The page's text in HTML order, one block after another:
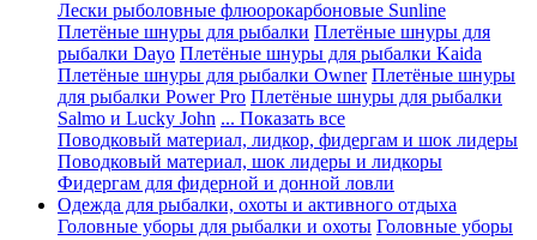
Лески рыболовные флюорокарбоновые Sunline
Плетёные шнуры для рыбалки Плетёные шнуры для
рыбалки Dayo Плетёные шнуры для рыбалки Kaida
Плетёные шнуры для рыбалки Owner Плетёные шнуры
для рыбалки Power Pro Плетёные шнуры для рыбалки
Salmo и Lucky John ... Показать все
Поводковый материал, лидкор, фидергам и шок лидеры
Поводковый материал, шок лидеры и лидкоры
Фидергам для фидерной и донной ловли
Одежда для рыбалки, охоты и активного отдыха
Головные уборы для рыбалки и охоты Головные уборы